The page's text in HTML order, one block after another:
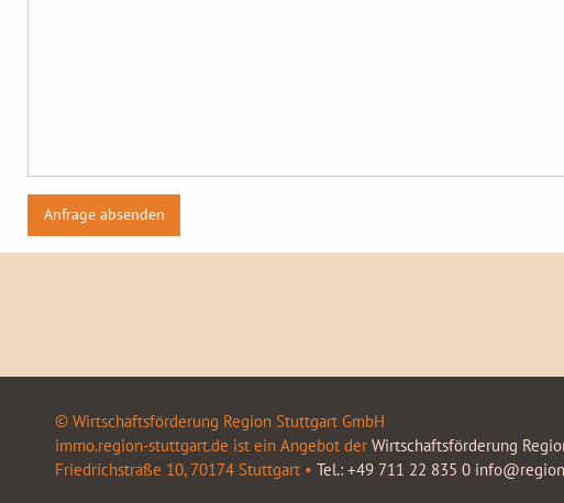
© Wirtschaftsförderung Region Stuttgart GmbH
immo.region-stuttgart.de ist ein Angebot der Wirtschaftsförderung
Friedrichstraße 10, 70174 Stuttgart • Tel.: +49 711 22 835 0